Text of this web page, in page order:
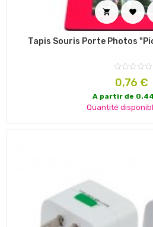
 
Tapis Souris Porte Photos
Prix
0,76 €
A partir de
Quantité